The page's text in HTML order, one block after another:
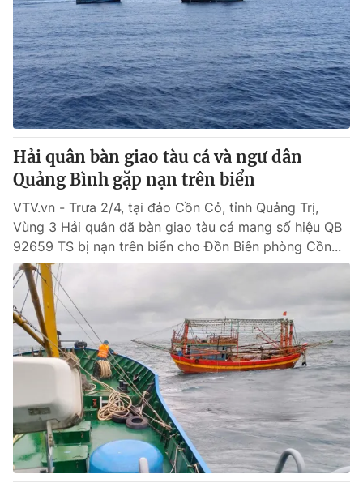
Hải quân bàn giao tàu cá và ngư dân
Quảng Bình gặp nạn trên biển
VTV.vn - Trưa 2/4, tại đảo Cồn Cỏ, tỉnh Quảng Trị,
Vùng 3 Hải quân đã bàn giao tàu cá mang số hiệu QB
92659 TS bị nạn trên biển cho Đồn Biên phòng Cồn...